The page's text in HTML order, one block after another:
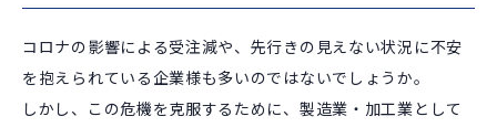
コロナの影響による受注減や、先行きの見えない状況に不安
を抱えられている企業様も多いのではないでしょうか。
しかし、この危機を克服するために、製造業・加工業として